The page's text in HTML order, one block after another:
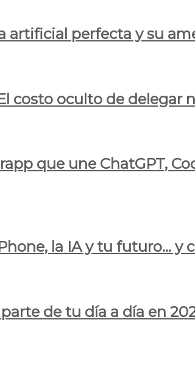
perfecta y su
costo oculto de delegar
que une ChatGPT,
la IA y tu futuro… y
de tu día a día en